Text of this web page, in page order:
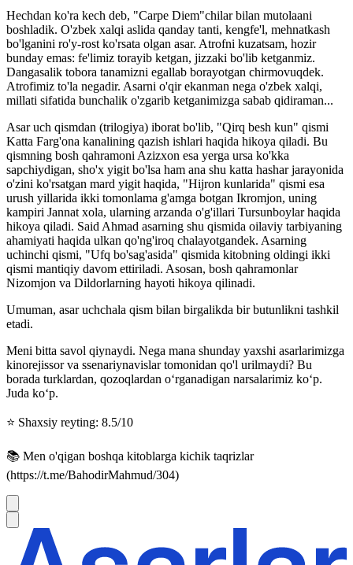
Hechdan ko'ra kech deb, "Carpe Diem"chilar bilan mutolaani
boshladik. O'zbek xalqi aslida qanday tanti, kengfe'l, mehnatkash
bo'lganini ro'y-rost ko'rsata olgan asar. Atrofni kuzatsam, hozir
bunday emas: fe'limiz torayib ketgan, jizzaki bo'lib ketganmiz.
Dangasalik tobora tanamizni egallab borayotgan chirmovuqdek.
Atrofimiz to'la negadir. Asarni o'qir ekanman nega o'zbek xalqi,
millati sifatida bunchalik o'zgarib ketganimizga sabab qidiraman...
Asar uch qismdan (trilogiya) iborat bo'lib, "Qirq besh kun" qismi
Katta Farg'ona kanalining qazish ishlari haqida hikoya qiladi. Bu
qismning bosh qahramoni Azizxon esa yerga ursa ko'kka
sapchiydigan, sho'x yigit bo'lsa ham ana shu katta hashar jarayonida
o'zini ko'rsatgan mard yigit haqida, "Hijron kunlarida" qismi esa
urush yillarida ikki tomonlama g'amga botgan Ikromjon, uning
kampiri Jannat xola, ularning arzanda o'g'illari Tursunboylar haqida
hikoya qiladi. Said Ahmad asarning shu qismida oilaviy tarbiyaning
ahamiyati haqida ulkan qo'ng'iroq chalayotgandek. Asarning
uchinchi qismi, "Ufq bo'sag'asida" qismida kitobning oldingi ikki
qismi mantiqiy davom ettiriladi. Asosan, bosh qahramonlar
Nizomjon va Dildorlarning hayoti hikoya qilinadi.
Umuman, asar uchchala qism bilan birgalikda bir butunlikni tashkil
etadi.
Meni bitta savol qiynaydi. Nega mana shunday yaxshi asarlarimizga
kinorejissor va ssenariynavislar tomonidan qo'l urilmaydi? Bu
borada turklardan, qozoqlardan oʻrganadigan narsalarimiz koʻp.
Juda koʻp.
⭐️ Shaxsiy reyting: 8.5/10
📚 Men o'qigan boshqa kitoblarga kichik taqrizlar
(https://t.me/BahodirMahmud/304)